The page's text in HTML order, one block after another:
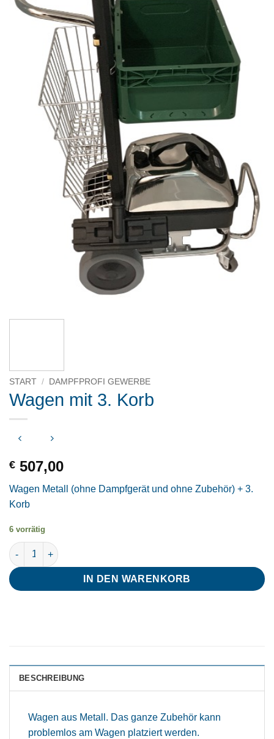
START / DAMPFPROFI GEWERBE
Wagen mit 3. Korb
€ 507,00
Wagen Metall (ohne Dampfgerät und ohne Zubehör) + 3.
Korb
6 vorrätig
Wagen mit 3. Korb Menge
IN DEN WARENKORB
BESCHREIBUNG
Wagen aus Metall. Das ganze Zubehör kann
problemlos am Wagen platziert werden.